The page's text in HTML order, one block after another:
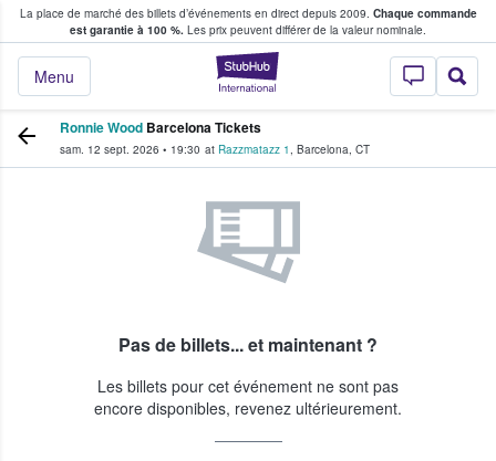
La place de marché des billets d’événements en direct depuis 2009. Chaque commande
est garantie à 100 %. Les prix peuvent différer de la valeur nominale.
StubHub - Où
Menu
fans achètent et vendent des billets
Ronnie Wood Barcelona Tickets
sam. 12 sept. 2026 • 19:30 at Razzmatazz 1, Barcelona, CT
Pas de billets... et maintenant ?
Les billets pour cet événement ne sont pas
encore disponibles, revenez ultérieurement.